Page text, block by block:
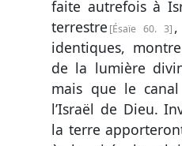
faite autrefois à
terrestre Ésaïe 60. 3
identiques,
de la lumière
mais que le
l’Israël de Dieu.
la terre